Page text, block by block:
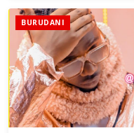
BURUDANI